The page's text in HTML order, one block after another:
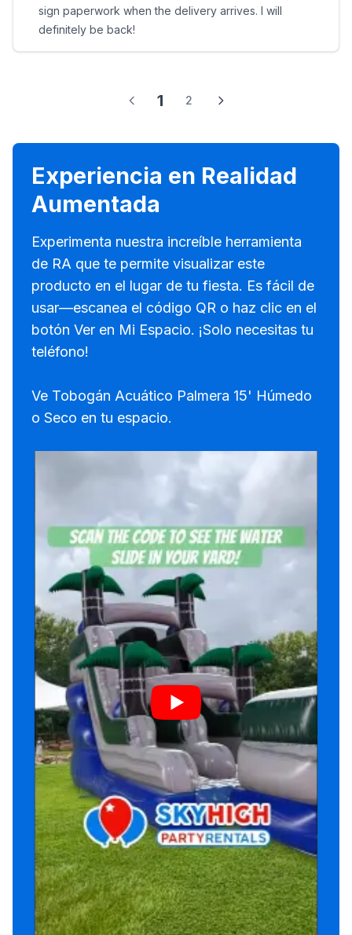
sign paperwork when the delivery arrives. I will
definitely be back!
1 2
Experiencia en Realidad
Aumentada
Experimenta nuestra increíble herramienta
de RA que te permite visualizar este
producto en el lugar de tu fiesta. Es fácil de
usar—escanea el código QR o haz clic en el
botón Ver en Mi Espacio. ¡Solo necesitas tu
teléfono!
Ve Tobogán Acuático Palmera 15' Húmedo
o Seco en tu espacio.